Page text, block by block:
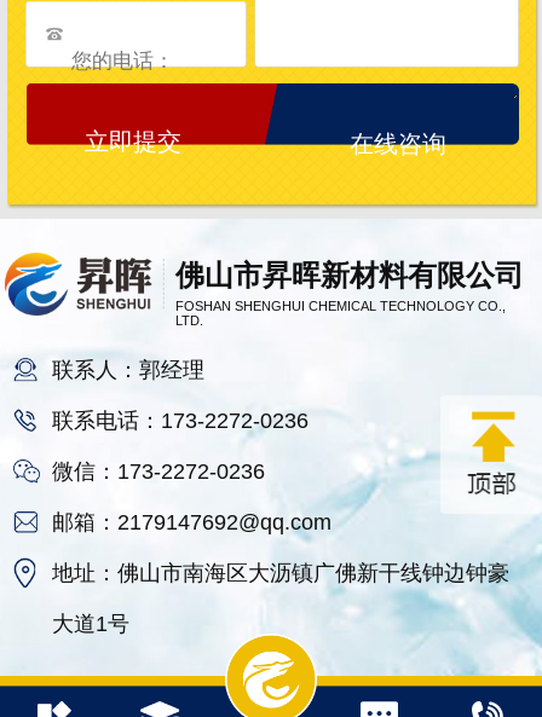
佛山市昇晖新材料有限公司
FOSHAN SHENGHUI CHEMICAL TECHNOLOGY CO.,
LTD.
联系人：郭经理
联系电话：173-2272-0236
微信：173-2272-0236
邮箱：2179147692@qq.com
地址：佛山市南海区大沥镇广佛新干线钟边钟豪
大道1号
在线咨询